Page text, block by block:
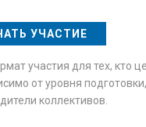
УЧАСТИЕ
участия для тех, кто
от уровня
коллективов.